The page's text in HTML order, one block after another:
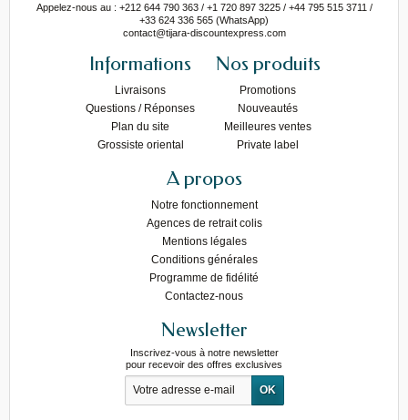
Appelez-nous au : +212 644 790 363 / +1 720 897 3225 / +44 795 515 3711 /
+33 624 336 565 (WhatsApp)
contact@tijara-discountexpress.com
Informations
Livraisons
Questions / Réponses
Plan du site
Grossiste oriental
Nos produits
Promotions
Nouveautés
Meilleures ventes
Private label
A propos
Notre fonctionnement
Agences de retrait colis
Mentions légales
Conditions générales
Programme de fidélité
Contactez-nous
Newsletter
Inscrivez-vous à notre newsletter
pour recevoir des offres exclusives